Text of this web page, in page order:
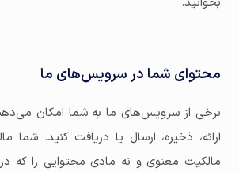
محتوای شما در سرویس‌های ما
برخی از سرویس‌های ما به شما امکان
ارائه، ذخیره، ارسال یا دریافت کنید. شما
مالکیت معنوی و نه مادی محتوایی را که